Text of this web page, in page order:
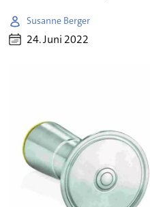
Susanne Berger
24. Juni 2022